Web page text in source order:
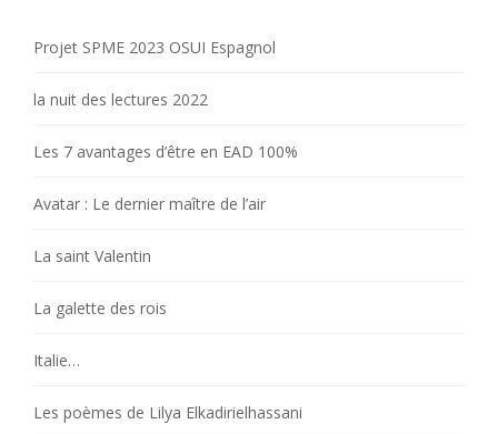
Projet SPME 2023 OSUI Espagnol
la nuit des lectures 2022
Les 7 avantages d’être en EAD 100%
Avatar : Le dernier maître de l’air
La saint Valentin
La galette des rois
Italie…
Les poèmes de Lilya Elkadirielhassani